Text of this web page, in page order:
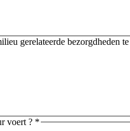
gerelateerde bezorgdheden
voert ? *